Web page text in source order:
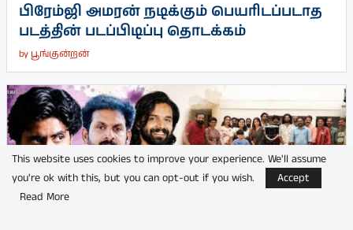
பிரேம்ஜி அமரன் நடிக்கும் பெயரிடப்படாத
படத்தின் படப்பிடிப்பு தொடக்கம்
by பூங்குன்றன்
This website uses cookies to improve your experience. We'll assume
you're ok with this, but you can opt-out if you wish.
Accept
Read More